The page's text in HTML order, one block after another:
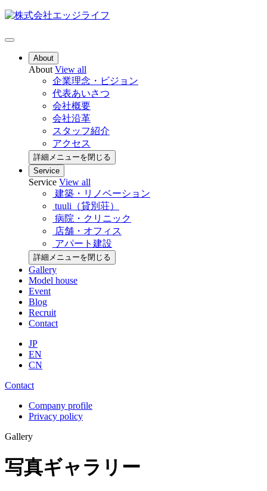
About
About View all
企業理念・ビジョン
代表あいさつ
会社概要
会社沿革
スタッフ紹介
アクセス
詳細メニューを閉じる
Service
Service View all
建築・リノベーション
tuuli（貸別荘）
病院・クリニック
店舗・オフィス
アパート建設
詳細メニューを閉じる
Gallery
Model house
Event
Blog
Recruit
Contact
JP
EN
CN
Contact
Company profile
Privacy policy
Gallery
写真ギャラリー